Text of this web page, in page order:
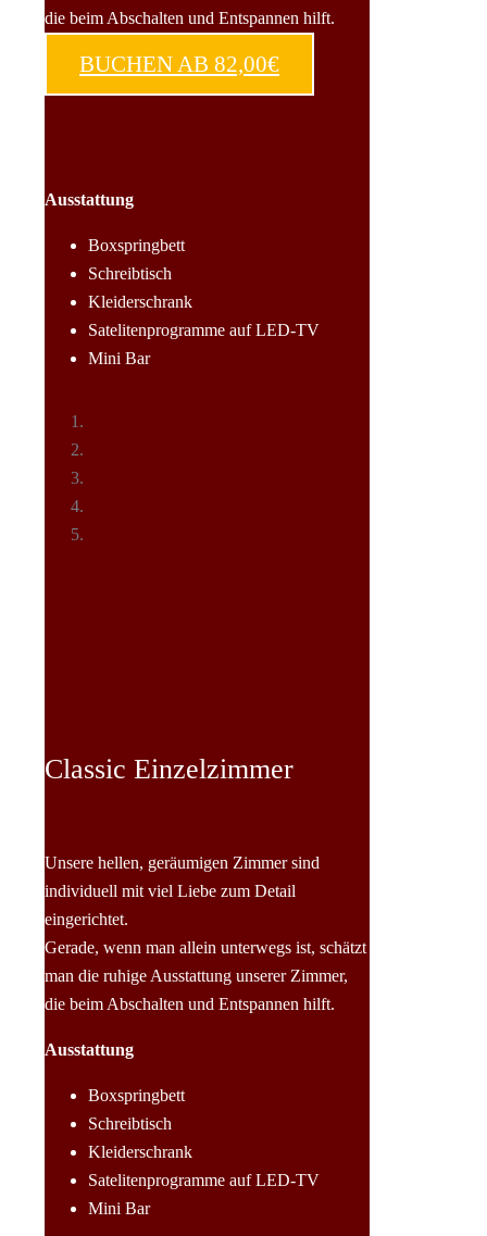
die beim Abschalten und Entspannen hilft.
BUCHEN AB 82,00€
Ausstattung
Boxspringbett
Schreibtisch
Kleiderschrank
Satelitenprogramme auf LED-TV
Mini Bar
Classic Einzelzimmer
Unsere hellen, geräumigen Zimmer sind
individuell mit viel Liebe zum Detail
eingerichtet.
Gerade, wenn man allein unterwegs ist, schätzt
man die ruhige Ausstattung unserer Zimmer,
die beim Abschalten und Entspannen hilft.
Ausstattung
Boxspringbett
Schreibtisch
Kleiderschrank
Satelitenprogramme auf LED-TV
Mini Bar